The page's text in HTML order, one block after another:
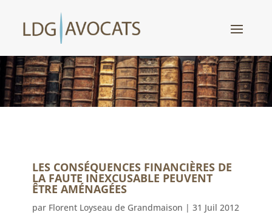
LES CONSÉQUENCES FINANCIÈRES DE
LA FAUTE INEXCUSABLE PEUVENT
ÊTRE AMÉNAGÉES
par Florent Loyseau de Grandmaison | 31 Juil 2012